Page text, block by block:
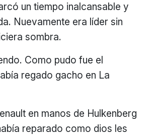
un tiempo inalcansable y
Nuevamente era líder sin
sombra.
Como pudo fue el
regado gacho en La
en manos de Hulkenberg
reparado como dios les